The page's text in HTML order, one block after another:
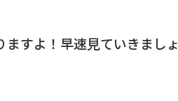
すよ！早速見ていきましょ